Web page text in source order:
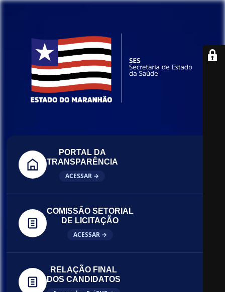
PORTAL DA
TRANSPARÊNCIA
ACESSAR →
COMISSÃO SETORIAL
DE LICITAÇÃO
ACESSAR →
RELAÇÃO FINAL
DOS CANDIDATOS